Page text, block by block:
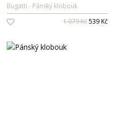
Bugatti
Pánský klobouk
1 079 Kč539 Kč